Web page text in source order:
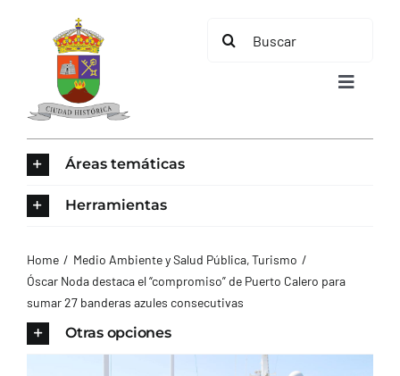
contenido
Buscar:
Toggle
AYUNTAMIENTO
Áreas temáticas
Herramientas
Home Medio Ambiente y Salud Pública Turismo
Óscar Noda destaca el “compromiso” de Puerto Calero para
sumar 27 banderas azules consecutivas
Otras opciones